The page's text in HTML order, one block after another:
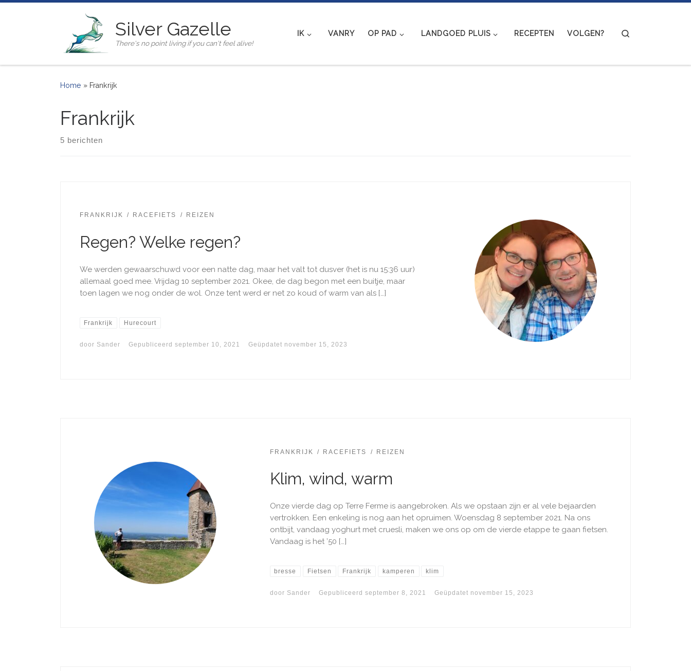
Silver Gazelle
There's no point living if you can't feel alive!
IK VANRY OP PAD LANDGOED PLUIS RECEPTEN VOLGEN?
Home » Frankrijk
Frankrijk
5 berichten
FRANKRIJK RACEFIETS REIZEN
Regen? Welke regen?
We werden gewaarschuwd voor een natte dag, maar het valt tot dusver (het is nu 15:36 uur)
allemaal goed mee. Vrijdag 10 september 2021. Okee, de dag begon met een buitje, maar
toen lagen we nog onder de wol. Onze tent werd er net zo koud of warm van als […]
Frankrijk Hurecourt
door Sander Gepubliceerd september 10, 2021 Geüpdatet november 15, 2023
FRANKRIJK RACEFIETS REIZEN
Klim, wind, warm
Onze vierde dag op Terre Ferme is aangebroken. Als we opstaan zijn er al vele bejaarden
vertrokken. Een enkeling is nog aan het opruimen. Woensdag 8 september 2021. Na ons
ontbijt, vandaag yoghurt met cruesli, maken we ons op om de vierde etappe te gaan fietsen.
Vandaag is het ’50 […]
bresse Fietsen Frankrijk kamperen klim
door Sander Gepubliceerd september 8, 2021 Geüpdatet november 15, 2023